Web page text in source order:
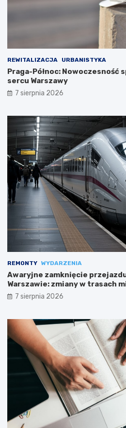
REWITALIZACJA URBANISTYKA
Praga-Północ: Nowoczesność
sercu Warszawy
7 sierpnia 2026
REMONTY WYDARZENIA
Awaryjne zamknięcie
Warszawie: zmiany w trasach
7 sierpnia 2026